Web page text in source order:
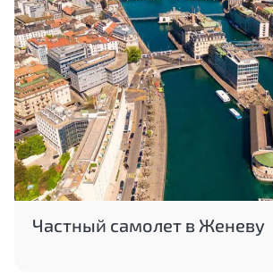
Частный самолет в Женеву